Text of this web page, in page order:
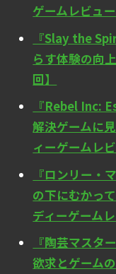
ゲームレビュー
『Slay the
らす体験の向
回】
『Rebel Inc:
解決ゲームに
ィーゲームレ
『ロンリー・
の下にむかっ
ディーゲーム
『陶芸マスタ
欲求とゲーム